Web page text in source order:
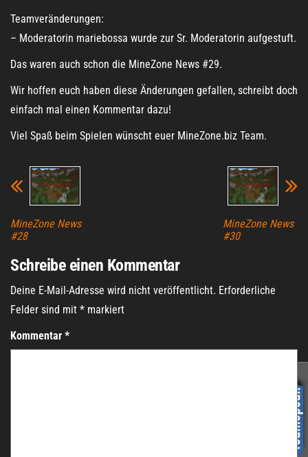
Teamveränderungen:
– Moderatorin mariebossa wurde zur Sr. Moderatorin aufgestuft.
Das waren auch schon die MineZone News #29.
Wir hoffen euch haben diese Änderungen gefallen, schreibt doch
einfach mal einen Kommentar dazu!
Viel Spaß beim Spielen wünscht euer MineZone.biz Team.
MineZone News
#28
MineZone News
#30
Schreibe einen Kommentar
Deine E-Mail-Adresse wird nicht veröffentlicht. Erforderliche
Felder sind mit * markiert
Kommentar *